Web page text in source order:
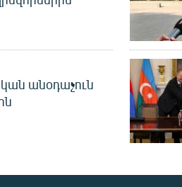
անօդաչուն